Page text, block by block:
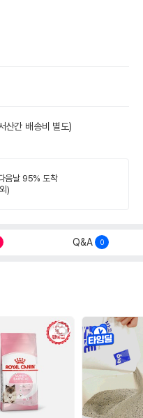
산간 배송비 별도)
음날 95% 도착
)
Q&A 0